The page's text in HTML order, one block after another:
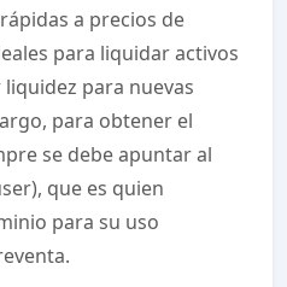
a precios de
para liquidar activos
para nuevas
para obtener el
se debe apuntar al
que es quien
para su uso